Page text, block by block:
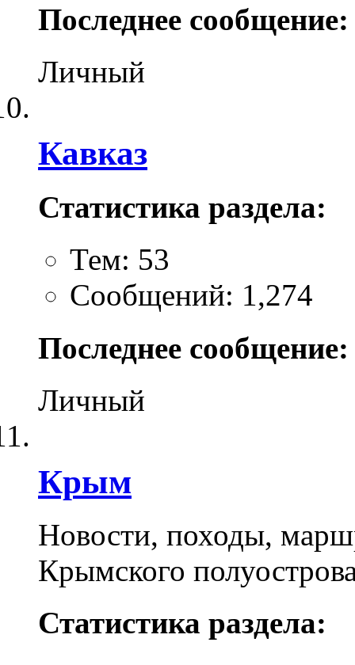
Последнее сообщение:
Личный
Кавказ
Статистика раздела:
Тем: 53
Сообщений: 1,274
Последнее сообщение:
Личный
Крым
Новости, походы,
Крымского
Статистика раздела: